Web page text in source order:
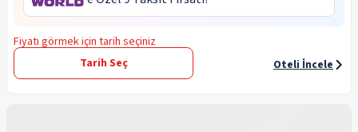
Fiyatı görmek için tarih seçiniz
Tarih Seç
Oteli İncele